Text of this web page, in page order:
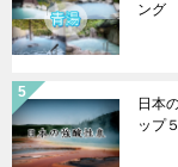
ング
日本
ップ